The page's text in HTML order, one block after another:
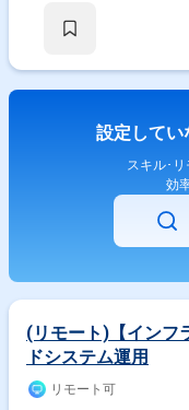
設定してい
スキル･リ
効
(リモート)【インフ
ドシステム運用
リモート可